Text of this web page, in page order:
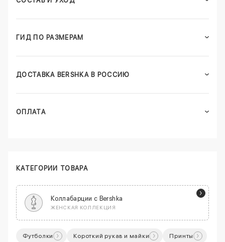
ГИД ПО РАЗМЕРАМ
ДОСТАВКА BERSHKA В РОССИЮ
ОПЛАТА
КАТЕГОРИИ ТОВАРА
Коллабарции с Bershka
ЖЕНСКАЯ КОЛЛЕКЦИЯ
Футболки Короткий рукав и майки Принты